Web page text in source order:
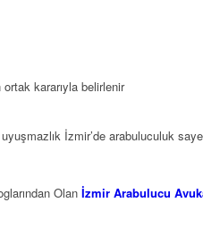
kararıyla belirlenir
İzmir’de arabuluculuk
Olan İzmir Arabulucu